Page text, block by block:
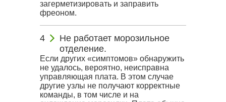
загерметизировать и заправить
фреоном.
Не работает морозильное
отделение.
Если других «симптомов» обнаружить
не удалось, вероятно, неисправна
управляющая плата. В этом случае
другие узлы не получают корректные
команды, в том числе и на